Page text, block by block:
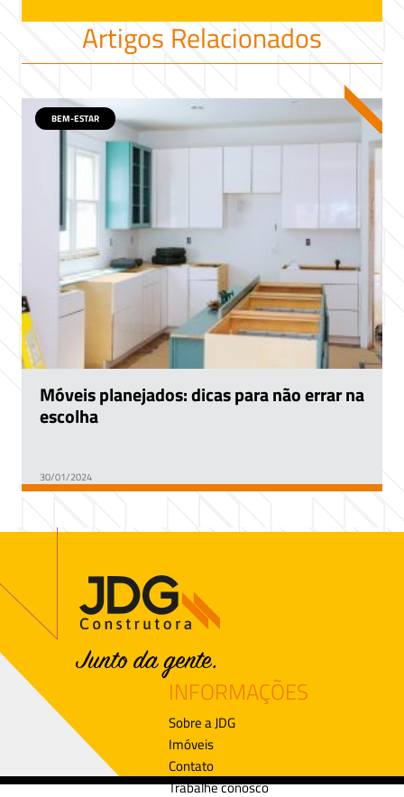
Artigos Relacionados
Móveis planejados: dicas para não errar na
escolha
30/01/2024
BEM-ESTAR
INFORMAÇÕES
Sobre a JDG
Imóveis
Contato
Trabalhe conosco